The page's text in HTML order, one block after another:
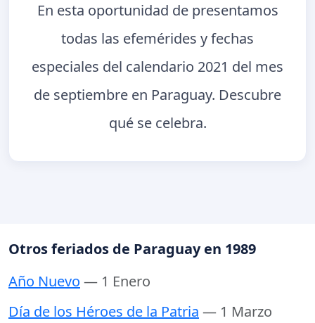
En esta oportunidad de presentamos
todas las efemérides y fechas
especiales del calendario 2021 del mes
de septiembre en Paraguay. Descubre
qué se celebra.
Otros feriados de Paraguay en 1989
Año Nuevo — 1 Enero
Día de los Héroes de la Patria — 1 Marzo